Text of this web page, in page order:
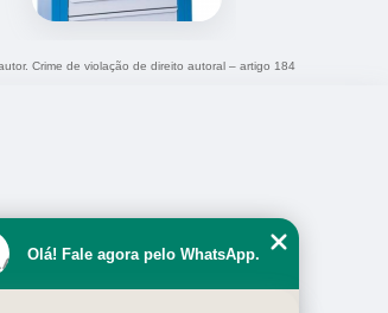
Crime de violação de direito autoral – artigo 184
Olá! Fale agora pelo WhatsApp.